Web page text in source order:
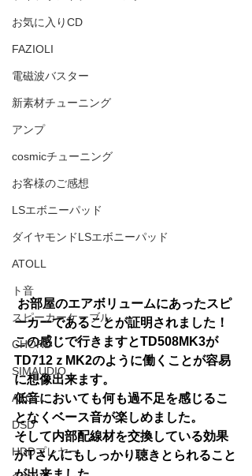
お気に入りCD
FAZIOLI
電磁波バスター
新素材チューニング
アンプ
cosmicチューニング
お客様のご感想
LSエボニーパッド
ダイヤモンドLSエボニーパッド
ATOLL
ト音
スピーカーケーブル
CHORD
SIMAUDIO
ATOLL
DSD
HDDプレヤー
ーカーであることが証明されました！
この感じで行きますとTD508MK3が
TD712ｚMK2のように働くことが容易
に想像出来ます。
低音においても何も過不足を感じるこ
となくベース音が楽しめました。
そして内部配線材を交換している効果
がTさんにもしっかり聴きとられること